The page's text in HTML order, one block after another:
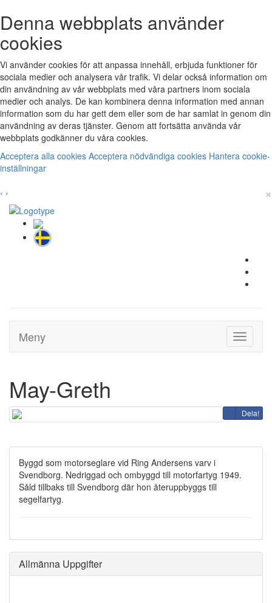
Denna webbplats använder
cookies
Vi använder cookies för att anpassa innehåll, erbjuda funktioner för
sociala medier och analysera vår trafik. Vi delar också information om
din användning av vår webbplats med våra partners inom sociala
medier och analys. De kan kombinera denna information med annan
information som du har gett dem eller som de har samlat in genom din
användning av deras tjänster. Genom att fortsätta använda vår
webbplats godkänner du våra cookies.
Acceptera alla cookies Acceptera nödvändiga cookies Hantera cookie-
inställningar
‹ › ×
Toggle
Meny
May-Greth
Dela!
Byggd som motorseglare vid Ring Andersens varv i
Svendborg. Nedriggad och ombyggd till motorfartyg 1949.
Såld tillbaks till Svendborg där hon återuppbyggs till
segelfartyg.
Allmänna Uppgifter